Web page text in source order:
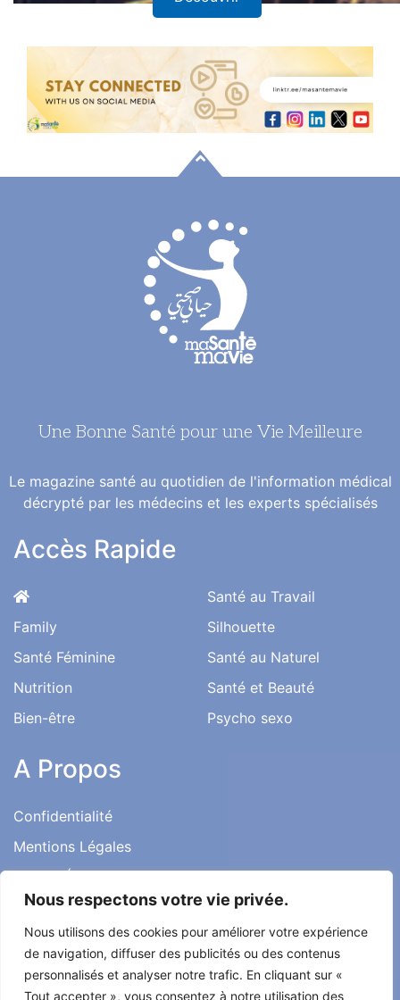
Nous respectons votre vie privée.
Nous utilisons des cookies pour améliorer votre expérience
de navigation, diffuser des publicités ou des contenus
personnalisés et analyser notre trafic. En cliquant sur «
Tout accepter », vous consentez à notre utilisation des
Découvrir
Une Bonne Santé pour une Vie Meilleure
Le magazine santé au quotidien de l'information médical
décrypté par les médecins et les experts spécialisés
Accès Rapide
Family
Santé Féminine
Bien-être
Santé au Travail
Silhouette
Santé au Naturel
A Propos
Confidentialité
Mentions Légales
Charte Éditoriale
Conditions d’utilisation
Contact